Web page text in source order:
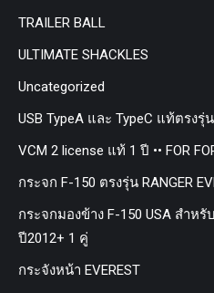
TRAILER BALL
ULTIMATE SHACKLES
Uncategorized
USB TypeA และ TypeC แท้ตรงรุ่
VCM 2 license แท้ 1 ปี •• FOR
กระจก F-150 ตรงรุ่น RANGER
กระจกมองข้าง F-150 USA สำหรั
ปี2012+ 1 คู่
กระจังหน้า EVEREST